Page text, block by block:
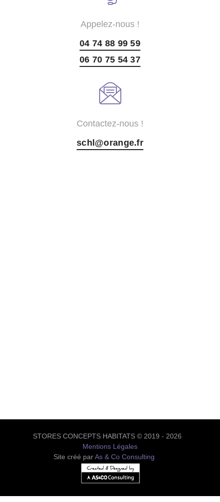
Appelez-nous !
04 74 88 99 59
06 70 75 54 37
Contactez-nous !
schl@orange.fr
STORES CONCEPTS HABITATS © 2019 - 2026
Mentions Légales
Site créé parAs & Co Consulting